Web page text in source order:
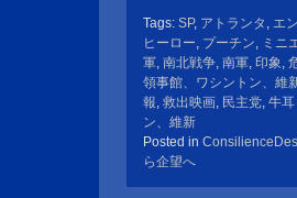
Tags: SP, アトランタ , エ
ヒーロー, プーチン, ミニ
軍, 南北戦争, 南軍, 印象,
領事館、ワシントン、維
報, 救出映画, 民主党, 牛耳
ン、維新
Posted in
ら企望へ